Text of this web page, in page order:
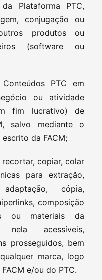
Plataforma PTC,
conjugação ou
produtos ou
(software ou
PTC em
ou atividade
fim lucrativo) de
salvo mediante o
da FACM;
copiar, colar
para extração,
cópia,
composição
ou materiais da
acessíveis,
prosseguidos, bem
marca, logo
e/ou do PTC.